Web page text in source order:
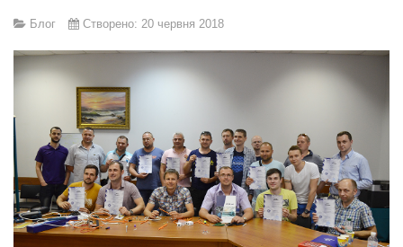
Блог Створено: 20 червня 2018